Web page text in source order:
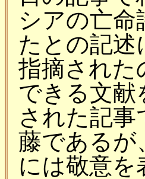
シアの亡命
たとの記述
指摘された
できる文献
された記
藤であるが
には敬意を